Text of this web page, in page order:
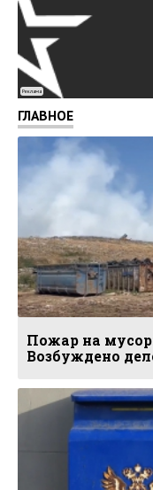
Реклама
ГЛАВНОЕ
Пожар на
Возбуждено